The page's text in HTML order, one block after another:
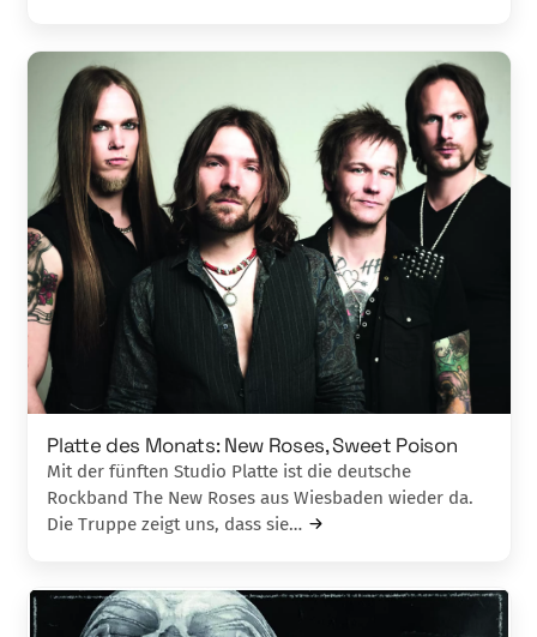
Platte des Monats: New Roses, Sweet Poison
Mit der fünften Studio Platte ist die deutsche
Rockband The New Roses aus Wiesbaden wieder da.
Die Truppe zeigt uns, dass sie…